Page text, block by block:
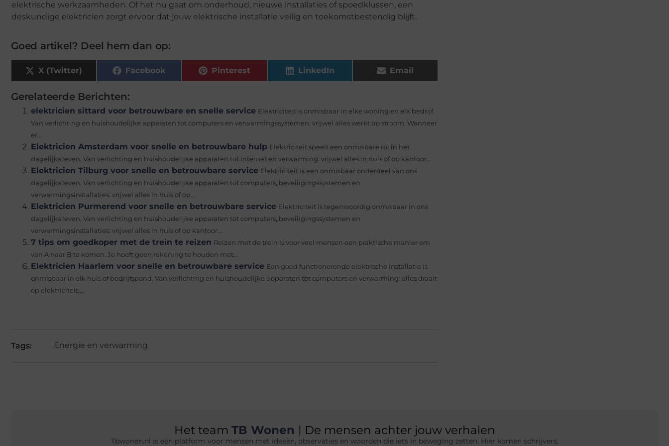
elektrische werkzaamheden. Of het nu gaat om onderhoud, nieuwe installaties of spoedklussen, een
deskundige elektricien zorgt ervoor dat jouw elektrische installatie veilig en toekomstbestendig blijft.
Goed artikel? Deel hem dan op:
X (Twitter) Facebook Pinterest LinkedIn Email
Gerelateerde Berichten:
elektricien sittard voor betrouwbare en snelle service Elektriciteit is onmisbaar in elke woning en elk bedrijf.
Van verlichting en huishoudelijke apparaten tot computers en verwarmingssystemen: vrijwel alles werkt op stroom. Wanneer
er...
Elektricien Amsterdam voor snelle en betrouwbare hulp Elektriciteit speelt een onmisbare rol in het
dagelijks leven. Van verlichting en huishoudelijke apparaten tot internet en verwarming: vrijwel alles in huis of op kantoor...
Elektricien Tilburg voor snelle en betrouwbare service Elektriciteit is een onmisbaar onderdeel van ons
dagelijks leven. Van verlichting en huishoudelijke apparaten tot computers, beveiligingssystemen en
verwarmingsinstallaties: vrijwel alles in huis of op...
Elektricien Purmerend voor snelle en betrouwbare service Elektriciteit is tegenwoordig onmisbaar in ons
dagelijks leven. Van verlichting en huishoudelijke apparaten tot computers, beveiligingssystemen en
verwarmingsinstallaties: vrijwel alles in huis of op kantoor...
7 tips om goedkoper met de trein te reizen Reizen met de trein is voor veel mensen een praktische manier om
van A naar B te komen. Je hoeft geen rekening te houden met...
Elektricien Haarlem voor snelle en betrouwbare service Een goed functionerende elektrische installatie is
onmisbaar in elk huis of bedrijfspand. Van verlichting en huishoudelijke apparaten tot computers en verwarming: alles draait
op elektriciteit....
Tags: Energie en verwarming
Het team TB Wonen | De mensen achter jouw verhalen
Tbwonen.nl is een platform voor mensen met ideeën, observaties en woorden die iets in beweging zetten. Hier komen schrijvers,